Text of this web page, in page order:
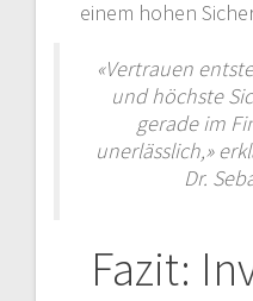
einem hohen
«Vertrauen
und höchste
gerade im
unerlässlich,»
Dr.
Fazit: